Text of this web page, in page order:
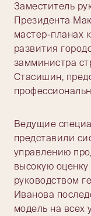
Заместитель
Президента
мастер-планах
развития
замминистра
Стасишин,
Ведущие
представили
управлению
высокую
руководством
Иванова
модель на всех